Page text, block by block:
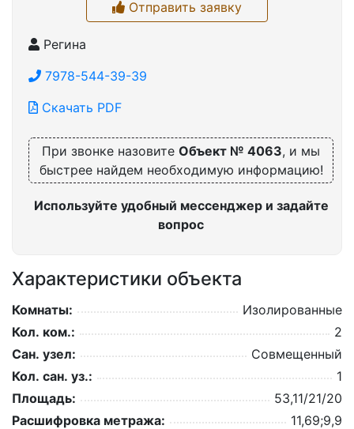
Отправить заявку
Регина
7978-544-39-39
Скачать PDF
При звонке назовите Объект № 4063, и мы
быстрее найдем необходимую информацию!
Используйте удобный мессенджер и задайте
вопрос
Характеристики объекта
Комнаты:
Изолированные
Кол. ком.:
2
Сан. узел:
Совмещенный
Кол. сан. уз.:
1
Площадь:
53,11/21/20
Расшифровка метража:
11,69;9,9